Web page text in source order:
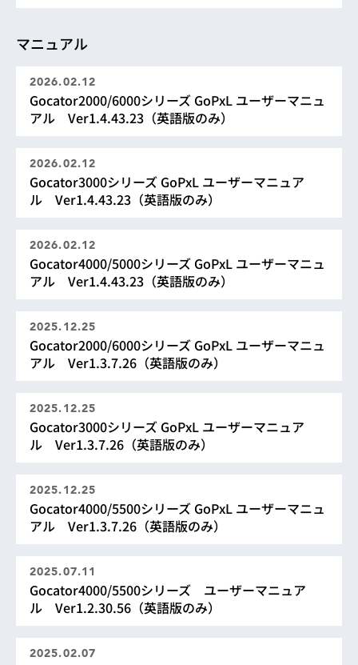
マニュアル
2026.02.12
Gocator2000/6000シリーズ GoPxL ユーザーマニュ
アル Ver1.4.43.23（英語版のみ）
2026.02.12
Gocator3000シリーズ GoPxL ユーザーマニュア
ル Ver1.4.43.23（英語版のみ）
2026.02.12
Gocator4000/5000シリーズ GoPxL ユーザーマニュ
アル Ver1.4.43.23（英語版のみ）
2025.12.25
Gocator2000/6000シリーズ GoPxL ユーザーマニュ
アル Ver1.3.7.26（英語版のみ）
2025.12.25
Gocator3000シリーズ GoPxL ユーザーマニュア
ル Ver1.3.7.26（英語版のみ）
2025.12.25
Gocator4000/5500シリーズ GoPxL ユーザーマニュ
アル Ver1.3.7.26（英語版のみ）
2025.07.11
Gocator4000/5500シリーズ ユーザーマニュア
ル Ver1.2.30.56（英語版のみ）
2025.02.07